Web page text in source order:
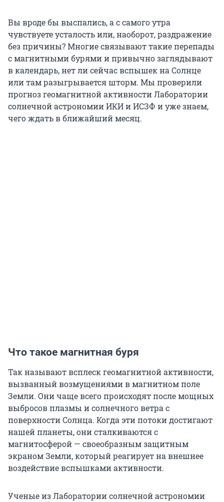
Вы вроде бы выспались, а с самого утра
чувствуете усталость или, наоборот, раздражение
без причины? Многие связывают такие перепады
с магнитными бурями и привычно заглядывают
в календарь, нет ли сейчас вспышек на Солнце
или там разыгрывается шторм. Мы проверили
прогноз геомагнитной активности Лаборатории
солнечной астрономии ИКИ и ИСЗФ и уже знаем,
чего ждать в ближайший месяц.
Что такое магнитная буря
Так называют всплеск геомагнитной активности,
вызванный возмущениями в магнитном поле
Земли. Они чаще всего происходят после мощных
выбросов плазмы и солнечного ветра с
поверхности Солнца. Когда эти потоки достигают
нашей планеты, они сталкиваются с
магнитосферой — своеобразным защитным
экраном Земли, который реагирует на внешнее
воздействие вспышками активности.
Ученые из Лаборатории солнечной астрономии